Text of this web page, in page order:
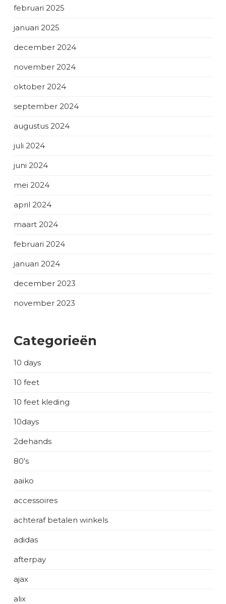
februari 2025
januari 2025
december 2024
november 2024
oktober 2024
september 2024
augustus 2024
juli 2024
juni 2024
mei 2024
april 2024
maart 2024
februari 2024
januari 2024
december 2023
november 2023
Categorieën
10 days
10 feet
10 feet kleding
10days
2dehands
80's
aaiko
accessoires
achteraf betalen winkels
adidas
afterpay
ajax
alix